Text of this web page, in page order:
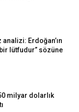
analizi: Erdoğan’ın
bir lütfudur” sözüne
milyar dolarlık